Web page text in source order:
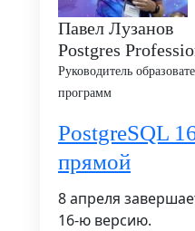
Павел Лузанов
Postgres
Руководитель
программ
PostgreSQL
прямой
8 апреля
16-ю версию.